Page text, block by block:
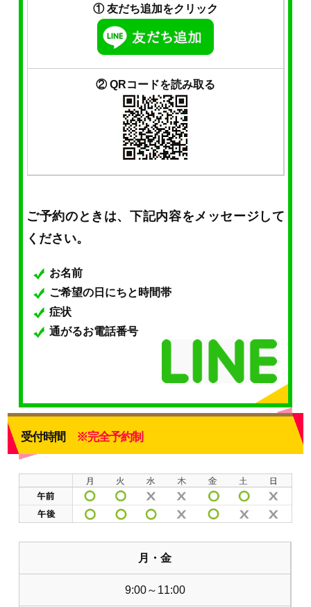
① 友だち追加をクリック
② QRコードを読み取る
ご予約のときは、下記内容をメッセージして
ください。
お名前
ご希望の日にちと時間帯
症状
通がるお電話番号
受付時間 ※完全予約制
月・金
9:00～11:00